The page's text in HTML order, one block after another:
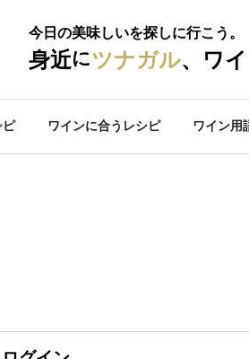
今日の美味しいを探しに行こう。
身近にツナガル、ワ
ピ ワインに合うレシピ ワイン用